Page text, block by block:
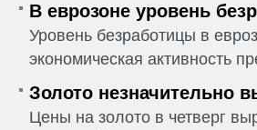
В еврозоне уровень
Уровень безработицы в
экономическая активность
Золото незначительно
Цены на золото в четверг